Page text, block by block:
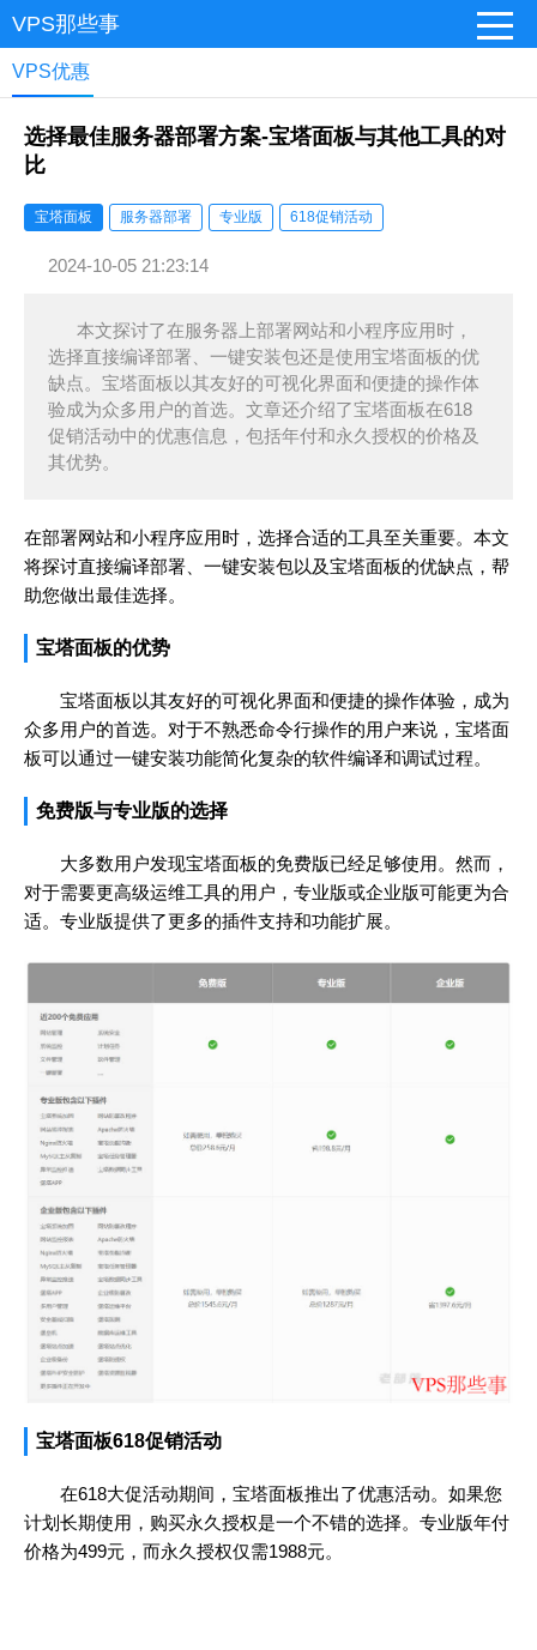
VPS那些事
VPS优惠
选择最佳服务器部署方案-宝塔面板与其他工具的对
比
宝塔面板 服务器部署 专业版 618促销活动
2024-10-05 21:23:14
本文探讨了在服务器上部署网站和小程序应用时，
选择直接编译部署、一键安装包还是使用宝塔面板的优
缺点。宝塔面板以其友好的可视化界面和便捷的操作体
验成为众多用户的首选。文章还介绍了宝塔面板在618
促销活动中的优惠信息，包括年付和永久授权的价格及
其优势。
在部署网站和小程序应用时，选择合适的工具至关重要。本文
将探讨直接编译部署、一键安装包以及宝塔面板的优缺点，帮
助您做出最佳选择。
宝塔面板的优势
宝塔面板以其友好的可视化界面和便捷的操作体验，成为
众多用户的首选。对于不熟悉命令行操作的用户来说，宝塔面
板可以通过一键安装功能简化复杂的软件编译和调试过程。
免费版与专业版的选择
大多数用户发现宝塔面板的免费版已经足够使用。然而，
对于需要更高级运维工具的用户，专业版或企业版可能更为合
适。专业版提供了更多的插件支持和功能扩展。
宝塔面板618促销活动
在618大促活动期间，宝塔面板推出了优惠活动。如果您
计划长期使用，购买永久授权是一个不错的选择。专业版年付
价格为499元，而永久授权仅需1988元。